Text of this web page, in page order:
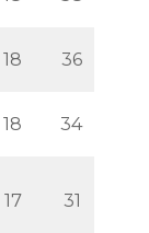
18 38
18 36
18 34
17 31